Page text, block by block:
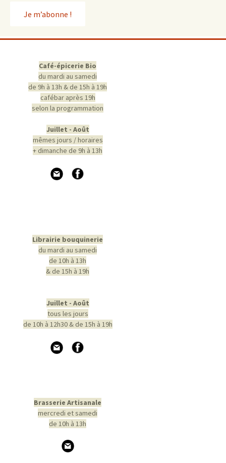
Café-épicerie Bio
du mardi au samedi
de 9h à 13h & de 15h à 19h
cafébar après 19h
selon la programmation
Juillet - Août
mêmes jours / horaires
+ dimanche de 9h à 13h
Librairie bouquinerie
du mardi au samedi
de 10h à 13h
& de 15h à 19h
Juillet - Août
tous les jours
de 10h à 12h30 & de 15h à 19h
Brasserie Artisanale
mercredi et samedi
de 10h à 13h